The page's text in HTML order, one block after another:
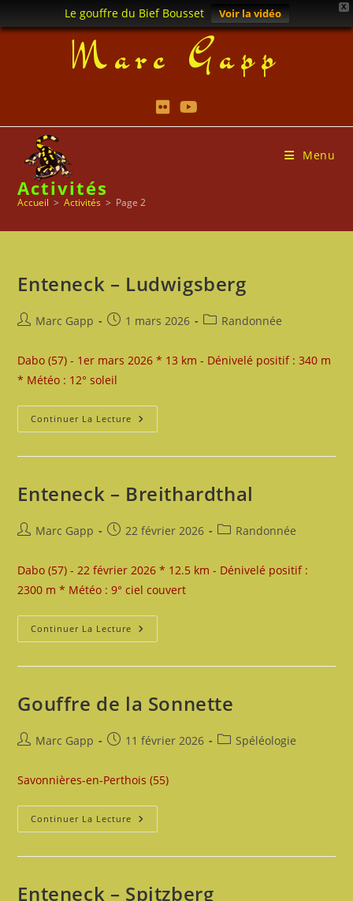
X
Le gouffre du Bief Bousset Voir la vidéo
Skip
Marc Gapp
Menu
Activités
Accueil > Activités > Page 2
Enteneck – Ludwigsberg
Auteur/autrice
la
publication :
Marc Gapp
Publication
1 mars 2026
PostRandonnée
Dabo (57) - 1er mars 2026 * 13 km - Dénivelé positif : 340 m
* Météo : 12° soleil
Continuer La Lecture Enteneck
–
Enteneck – Breithardthal
Auteur/autrice
la
publication :
Marc Gapp
Publication
22 février 2026
PostRandonnée
Dabo (57) - 22 février 2026 * 12.5 km - Dénivelé positif :
2300 m * Météo : 9° ciel couvert
Continuer La Lecture Enteneck
–
Gouffre de la Sonnette
Auteur/autrice
la
publication :
Marc Gapp
Publication
11 février 2026
PostSpéléologie
Savonnières-en-Perthois (55)
Continuer La Lecture Gouffre
De
Enteneck – Spitzberg